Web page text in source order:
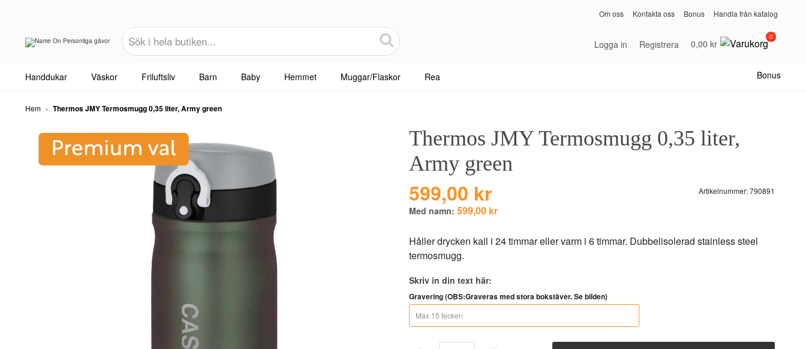
Om oss Kontakta oss Bonus Handla från katalog
Logga in Registrera 0,00 kr
0
Handdukar Väskor Friluftsliv Barn Baby Hemmet Muggar/Flaskor Rea Bonus
Hem › Thermos JMY Termosmugg 0,35 liter, Army green
Thermos JMY Termosmugg 0,35 liter,
Army green
599,00 kr
Med namn: 599,00 kr
Artikelnummer:790891
Håller drycken kall i 24 timmar eller varm i 6 timmar. Dubbelisolerad stainless steel
termosmugg.
Skriv in din text här:
Gravering (OBS:Graveras med stora bokstäver. Se bilden)